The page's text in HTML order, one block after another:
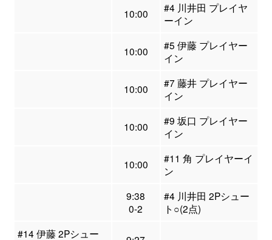
10:00
#4 川井田 プレイヤ
ーイン
10:00
#5 伊藤 プレイヤー
イン
10:00
#7 藤井 プレイヤー
イン
10:00
#9 坂口 プレイヤー
イン
10:00
#11 角 プレイヤーイ
ン
9:38
0-2
#4 川井田 2Pシュー
ト○(2点)
#14 伊藤 2Pシュー